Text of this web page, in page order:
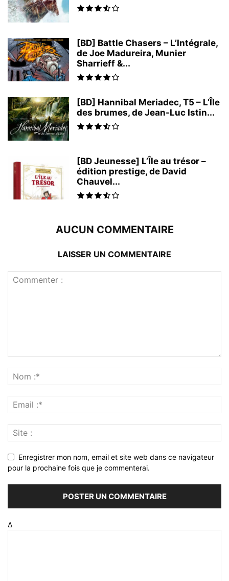
[BD] Battle Chasers – L’Intégrale,
de Joe Madureira, Munier
Sharrieff &...
[BD] Hannibal Meriadec, T5 – L’Île
des brumes, de Jean-Luc Istin...
[BD Jeunesse] L’Île au trésor –
édition prestige, de David
Chauvel...
AUCUN COMMENTAIRE
LAISSER UN COMMENTAIRE
Enregistrer mon nom, email et site web dans ce navigateur
pour la prochaine fois que je commenterai.
Δ